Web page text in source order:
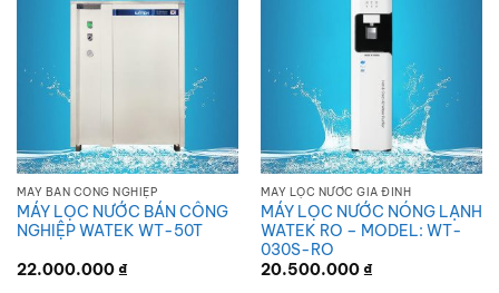
MÁY BÁN CÔNG NGHIỆP
MÁY LỌC NƯỚC BÁN CÔNG
NGHIỆP WATEK WT-50T
22.000.000₫
MÁY LỌC NƯỚC GIA ĐÌNH
MÁY LỌC NƯỚC NÓNG LẠNH
WATEK RO – MODEL: WT-
030S-RO
20.500.000₫